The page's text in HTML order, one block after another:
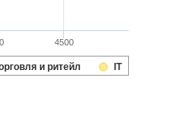
и ритейл IT
4500